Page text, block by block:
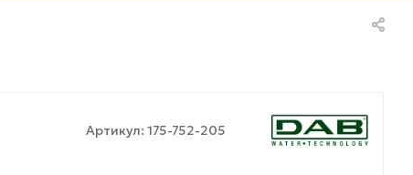
Артикул: 175-752-205